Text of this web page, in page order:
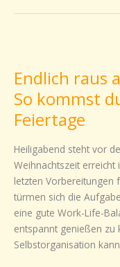
Endlich raus
So kommst
Feiertage
Heiligabend steht vor
Weihnachtszeit
letzten Vorbereitungen
türmen sich die
eine gute Work-Life-
entspannt genießen zu
Selbstorganisation
aus
dem
Hamsterrad:
So
du
entspannt
durch
die
Feiertage